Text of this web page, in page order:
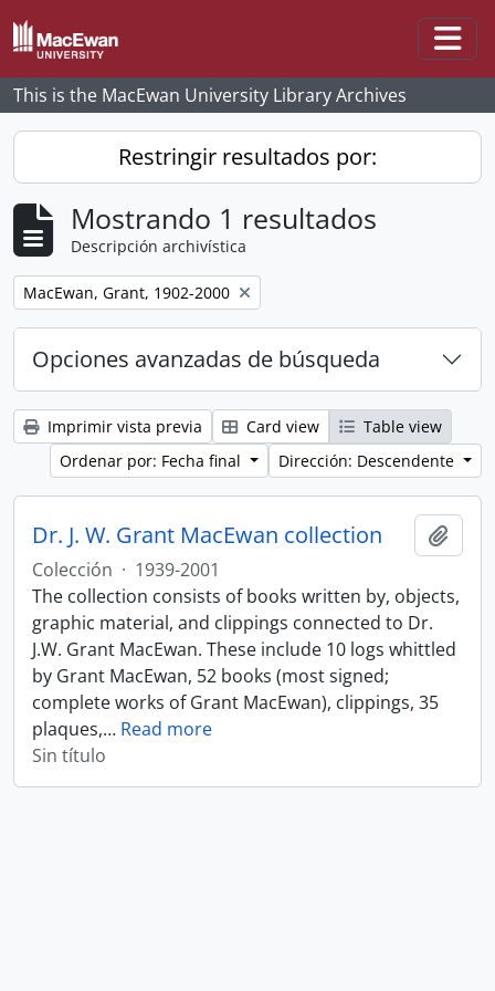
Skip to main content
This is the MacEwan University Library Archives
Restringir resultados por:
Mostrando 1 resultados
Descripción archivística
Remove filter:
MacEwan, Grant, 1902-2000
Opciones avanzadas de búsqueda
Imprimir vista previa Card view
Table view
Ordenar por: Fecha final
Dirección: Descendente
Dr. J. W. Grant MacEwan collection
Colección · 1939-2001
The collection consists of books written by, objects,
graphic material, and clippings connected to Dr.
J.W. Grant MacEwan. These include 10 logs whittled
by Grant MacEwan, 52 books (most signed;
complete works of Grant MacEwan), clippings, 35
plaques,… Read more
Sin título